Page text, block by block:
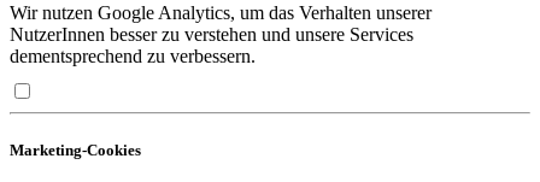
Wir nutzen Google Analytics, um das Verhalten unserer
NutzerInnen besser zu verstehen und unsere Services
dementsprechend zu verbessern.
Marketing-Cookies